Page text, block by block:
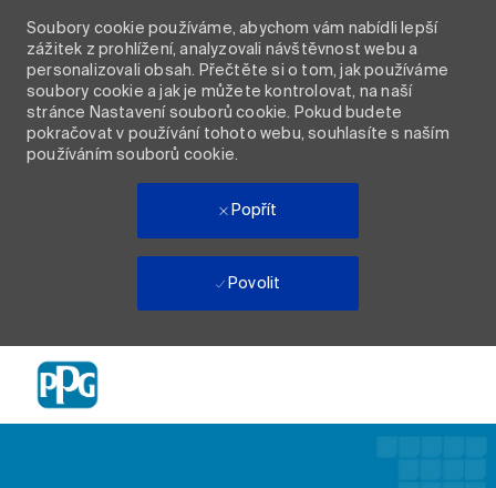
Soubory cookie používáme, abychom vám nabídli lepší
zážitek z prohlížení, analyzovali návštěvnost webu a
personalizovali obsah. Přečtěte si o tom, jak používáme
soubory cookie a jak je můžete kontrolovat, na naší
stránce Nastavení souborů cookie. Pokud budete
pokračovat v používání tohoto webu, souhlasíte s naším
používáním souborů cookie.
Popřít
Povolit